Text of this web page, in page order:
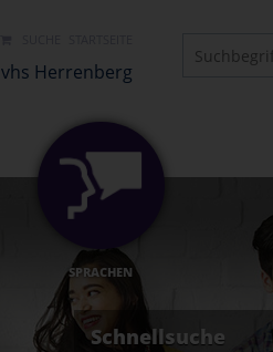
vhs Herrenberg
SPRACHEN
Schnellsuche